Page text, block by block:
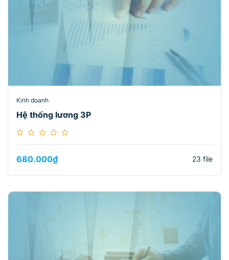
Kinh doanh
Hệ thống lương 3P
680.000₫ 23 file